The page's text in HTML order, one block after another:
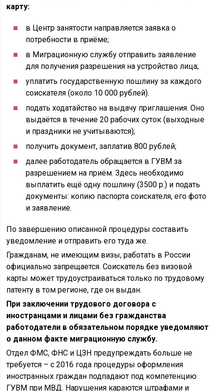
карту:
в Центр занятости направляется заявка о
потребности в приёме;
в Миграционную службу отправить заявление
для получения разрешения на устройство лица;
уплатить государственную пошлину за каждого
соискателя (около 10 000 рублей).
подать ходатайство на выдачу приглашения. Оно
выдаётся в течение 20 рабочих суток (выходные
и праздники не учитываются);
получить документ, заплатив 800 рублей;
далее работодатель обращается в ГУВМ за
разрешением на приём. Здесь необходимо
выплатить ещё одну пошлину (3500 р.) и подать
документы: копию паспорта соискателя, его фото
и заявление.
По завершению описанной процедуры составить
уведомление и отправить его туда же.
Гражданам, не имеющим визы, работать в России
официально запрещается. Соискатель без визовой
карты может трудоустраиваться только по трудовому
патенту в том регионе, где он выдан.
При заключении трудового договора с
иностранцами и лицами без гражданства
работодатели в обязательном порядке уведомляют
о данном факте миграционную службу.
Отдел ФМС, ФНС и ЦЗН предупреждать больше не
требуется – с 2016 года процедуры оформления
иностранных граждан подпадают под компетенцию
ГУВМ при МВД. Нарушения караются штрафами и